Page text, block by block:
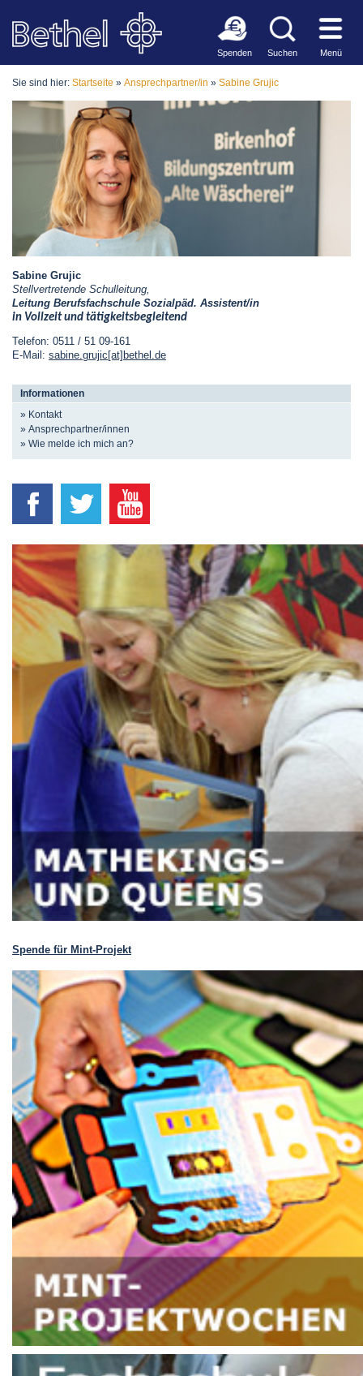
Spenden Suchen Menü
Sie sind hier: Startseite » Ansprechpartner/in » Sabine Grujic
Sabine Grujic
Stellvertretende Schulleitung,
Leitung Berufsfachschule Sozialpäd. Assistent/in
in Vollzeit und tätigkeitsbegleitend
Telefon: 0511 / 51 09-161
E-Mail: sabine.grujic[at]bethel.de
Informationen
» Kontakt
» Ansprechpartner/innen
» Wie melde ich mich an?
Spende für Mint-Projekt